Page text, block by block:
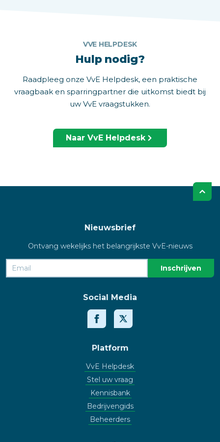
VVE HELPDESK
Hulp nodig?
Raadpleeg onze VvE Helpdesk, een praktische
vraagbaak en sparringpartner die uitkomst biedt bij
uw VvE vraagstukken.
Naar VvE Helpdesk
Nieuwsbrief
Ontvang wekelijks het belangrijkste VvE-nieuws
Social Media
Platform
VvE Helpdesk
Stel uw vraag
Kennisbank
Bedrijvengids
Beheerders